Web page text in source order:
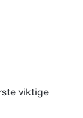
viktige